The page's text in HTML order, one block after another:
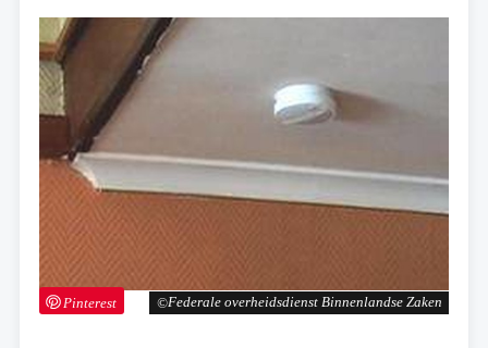
Federale overheidsdienst Binnenlandse Zaken
Pinterest